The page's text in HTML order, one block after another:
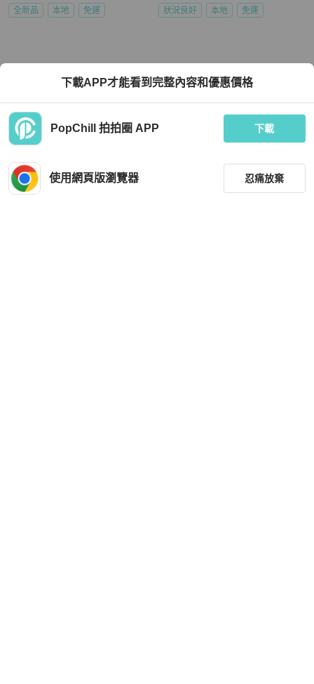
全新品 本地 免運 狀況良好 本地 免運
下載APP才能看到完整內容和優惠價格
PopChill 拍拍圈 APP 下載
使用網頁版瀏覽器 忍痛放棄